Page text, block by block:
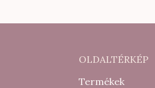
OLDALTÉRKÉP
Termékek